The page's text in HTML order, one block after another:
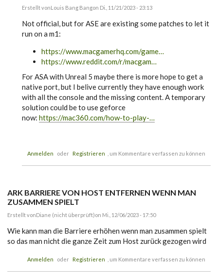
Erstellt vonLouis Bang Bangon Di., 11/21/2023 - 23:13
n
w
u
f
A
S
o
n
n
i
l
e
(
n
t
Not official, but for ASE are existing some patches to let it
run on a m1:
https://www.macgamerhq.com/game…
https://www.reddit.com/r/macgam…
For ASA with Unreal 5 maybe there is more hope to get a
native port, but I belive currently they have enough work
with all the console and the missing content. A temporary
solution could be to use geforce
now: https://mac360.com/how-to-play-…
Anmelden oder Registrieren , um Kommentare verfassen zu können
ARK BARRIERE VON HOST ENTFERNEN WENN MAN
ZUSAMMEN SPIELT
Erstellt vonDiane (nicht überprüft)on Mi., 12/06/2023 - 17:50
Wie kann man die Barriere erhöhen wenn man zusammen spielt
so das man nicht die ganze Zeit zum Host zurück gezogen wird
Anmelden oder Registrieren , um Kommentare verfassen zu können